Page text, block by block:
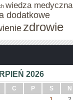
wiedza medyczna
dodatkowe
zdrowie
2026
C P S
N